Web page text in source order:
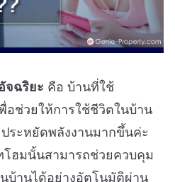
จฉริยะ คือ บ้านที่ใช้
อช่วยให้การใช้ชีวิตในบ้าน
ระหยัดพลังงานมากขึ้นค่ะ
โฮมนั้นสามารถช่วยควบคุม
บ้านได้อย่างอัตโนมัติผ่าน